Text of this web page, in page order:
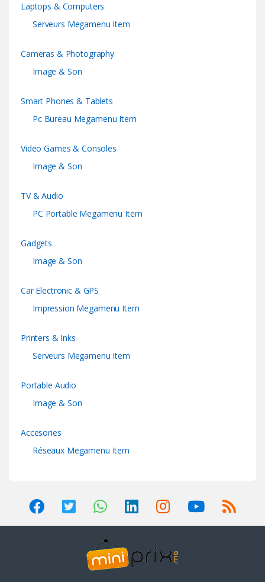
Laptops & Computers
Serveurs Megamenu Item
Cameras & Photography
Image & Son
Smart Phones & Tablets
Pc Bureau Megamenu Item
Video Games & Consoles
Image & Son
TV & Audio
PC Portable Megamenu Item
Gadgets
Image & Son
Car Electronic & GPS
Impression Megamenu Item
Printers & Inks
Serveurs Megamenu Item
Portable Audio
Image & Son
Accesories
Réseaux Megamenu Item